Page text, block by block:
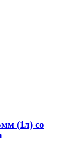
(1л) со